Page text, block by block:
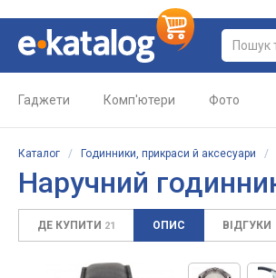
Гаджети Комп'ютери Фото
Каталог / Годинники, прикраси й аксесуари /
Наручний
ДЕ КУПИТИ 21 ОПИС ВІДГУКИ